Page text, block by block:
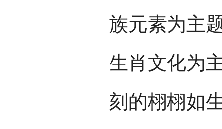
族元素为主
生肖文化为
刻的栩栩如